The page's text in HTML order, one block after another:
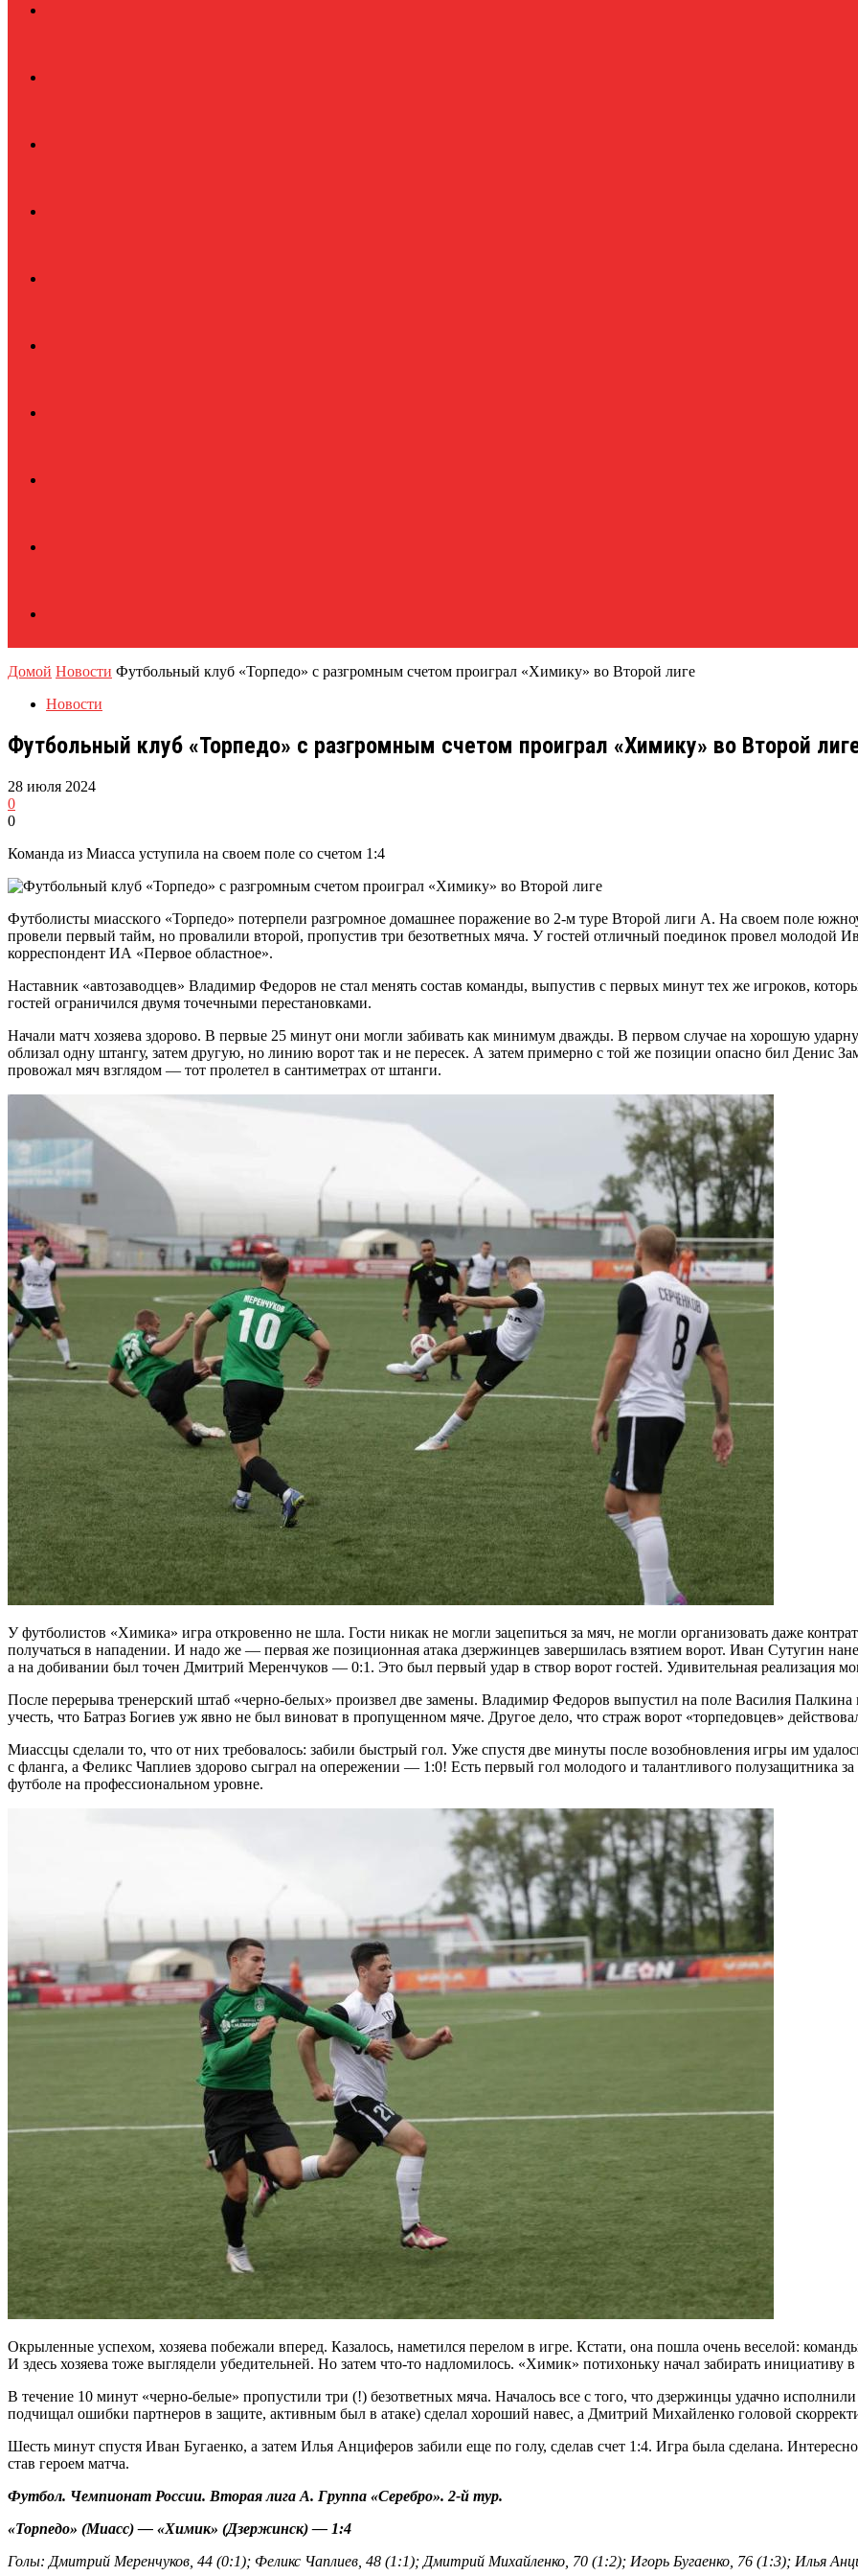
Домой Новости Футбольный клуб «Торпедо» с разгромным счетом проиграл «Химику» во Второй лиге
Новости
Футбольный клуб «Торпедо» с разгромным счетом проиграл «Химику» во Второй
28 июля 2024
0
0
Команда из Миасса уступила на своем поле со счетом 1:4
Футболисты миасского «Торпедо» потерпели разгромное домашнее поражение во 2-м туре Второй лиги А. На своем поле
провели первый тайм, но провалили второй, пропустив три безответных мяча. У гостей отличный поединок провел молодой
корреспондент ИА «Первое областное».
Наставник «автозаводцев» Владимир Федоров не стал менять состав команды, выпустив с первых минут тех же игроков,
гостей ограничился двумя точечными перестановками.
Начали матч хозяева здорово. В первые 25 минут они могли забивать как минимум дважды. В первом случае на хорошую
облизал одну штангу, затем другую, но линию ворот так и не пересек. А затем примерно с той же позиции опасно бил Денис
провожал мяч взглядом — тот пролетел в сантиметрах от штанги.
У футболистов «Химика» игра откровенно не шла. Гости никак не могли зацепиться за мяч, не могли организовать даже
получаться в нападении. И надо же — первая же позиционная атака дзержинцев завершилась взятием ворот. Иван Сутугин
а на добивании был точен Дмитрий Меренчуков — 0:1. Это был первый удар в створ ворот гостей. Удивительная реализация
После перерыва тренерский штаб «черно-белых» произвел две замены. Владимир Федоров выпустил на поле Василия
учесть, что Батраз Богиев уж явно не был виноват в пропущенном мяче. Другое дело, что страж ворот «торпедовцев»
Миассцы сделали то, что от них требовалось: забили быстрый гол. Уже спустя две минуты после возобновления игры им
с фланга, а Феликс Чаплиев здорово сыграл на опережении — 1:0! Есть первый гол молодого и талантливого полузащитника
футболе на профессиональном уровне.
Окрыленные успехом, хозяева побежали вперед. Казалось, наметился перелом в игре. Кстати, она пошла очень веселой:
И здесь хозяева тоже выглядели убедительней. Но затем что-то надломилось. «Химик» потихоньку начал забирать инициативу
В течение 10 минут «черно-белые» пропустили три (!) безответных мяча. Началось все с того, что дзержинцы удачно
подчищал ошибки партнеров в защите, активным был в атаке) сделал хороший навес, а Дмитрий Михайленко головой
Шесть минут спустя Иван Бугаенко, а затем Илья Анциферов забили еще по голу, сделав счет 1:4. Игра была сделана.
став героем матча.
Футбол. Чемпионат России. Вторая лига А. Группа «Серебро». 2-й тур.
«Торпедо» (Миасс) — «Химик» (Дзержинск) — 1:4
Голы: Дмитрий Меренчуков, 44 (0:1); Феликс Чаплиев, 48 (1:1); Дмитрий Михайленко, 70 (1:2); Игорь Бугаенко, 76 (1:3); Илья